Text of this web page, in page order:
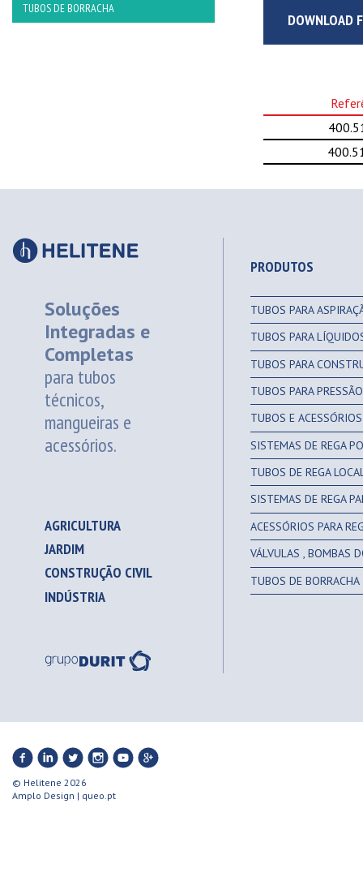
TUBOS DE BORRACHA
DOWNLOAD
Soluções
Integradas e
Completas
para tubos
técnicos,
mangueiras e
acessórios.
AGRICULTURA
JARDIM
CONSTRUÇÃO CIVIL
INDÚSTRIA
PRODUTOS
TUBOS PARA
TUBOS PARA
TUBOS PARA
TUBOS PARA PRESSÃO
TUBOS E
SISTEMAS DE REGA
TUBOS DE REGA
SISTEMAS DE REGA
ACESSÓRIOS PARA
VÁLVULAS , BOMBAS
TUBOS DE BORRACHA
© Helitene 2026
Amplo Design | queo.pt